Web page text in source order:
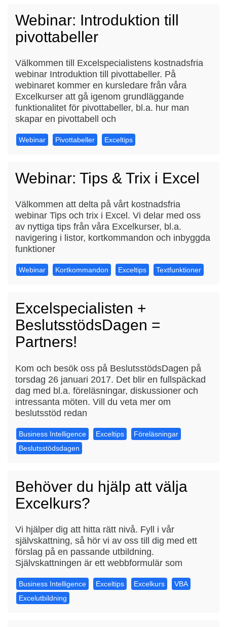
Webinar: Introduktion till
pivottabeller
Välkommen till Excelspecialistens kostnadsfria
webinar Introduktion till pivottabeller. På
webinaret kommer en kursledare från våra
Excelkurser att gå igenom grundläggande
funktionalitet för pivottabeller, bl.a. hur man
skapar en pivottabell och
Webinar Pivottabeller Exceltips
Webinar: Tips & Trix i Excel
Välkommen att delta på vårt kostnadsfria
webinar Tips och trix i Excel. Vi delar med oss
av nyttiga tips från våra Excelkurser, bl.a.
navigering i listor, kortkommandon och inbyggda
funktioner
Webinar Kortkommandon Exceltips Textfunktioner
Excelspecialisten +
BeslutsstödsDagen =
Partners!
Kom och besök oss på BeslutsstödsDagen på
torsdag 26 januari 2017. Det blir en fullspäckad
dag med bl.a. föreläsningar, diskussioner och
intressanta möten. Vill du veta mer om
beslutsstöd redan
Business Intelligence Exceltips
Föreläsningar
Beslutsstödsdagen
Behöver du hjälp att välja
Excelkurs?
Vi hjälper dig att hitta rätt nivå. Fyll i vår
självskattning, så hör vi av oss till dig med ett
förslag på en passande utbildning.
Självskattningen är ett webbformulär som
Business Intelligence Exceltips Excelkurs
VBA
Excelutbildning